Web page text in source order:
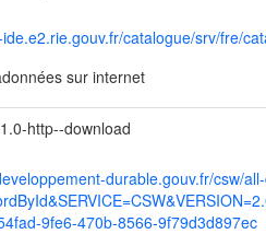
catalogue/srv/fre/
sur internet
http--download
durable.gouv.fr/csw/
9fe6-470b-8566-9f79d3d897ec